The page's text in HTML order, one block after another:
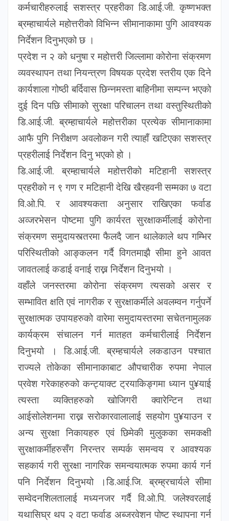
कर्मचारीहरुलाई सशस्त्र प्रहरीका डि.आई.जी. कृष्णभक्त
ब्रम्हाचार्यले महोत्तरीको विभिन्न सीमानाकामा पुगि आवश्यक
निर्देशन दिनुभएको छ ।
प्रदेश न २ को धनुषा र महोत्तरी जिल्लामा कोरोना संक्रमण
व्यवस्थापन तथा नियन्त्रण विषयक प्रदेश स्तरीय एक दिने
कार्यशाला गोष्ठी बर्दिवास छिन्नमस्ता बाहिनीमा सम्पन्न भएको
दुई दिन पछि सीमाको सुरक्षा परिचालन तथा वस्तुस्थितीको
डि.आई.जी. ब्रम्हाचार्यले महोत्तरीका प्रत्येक सीमानाकामा
आफै पुगि निरीक्षण अवलोकन गरी त्याहाँ खटिएका सशस्त्र
प्रहरीलाई निर्देशन दिनु भएको हो ।
डि.आई.जी. ब्रम्हाचार्यले महोत्तरीको मटिहानी सशस्त्र
प्रहरीको न ९ गण र मटिहानी देखि खैरहवनी सम्मका ७ वटा
वि.ओ.पि. र आवश्यकता अनुसार राखिएका फर्वाड
अव्जरभेसन पोष्टमा पुगि कार्यरत सुरक्षाकर्मीलाई कोरोना
संक्रमण समुदायस्त्तरमा फैलदै जान थालेकाले थप गम्भिर
परिस्थितीको आङ्कलन गर्दै विगतमाझै सीमा हुने आवत
जावतलाई कडाई वनाई राख्न निर्देशन दिनुभयो ।
वहाँले जनस्तरमा कोरोना संक्रमण त्यसको असर र
सम्भावित क्षति एवं नागरीक र सुरक्षाकर्मीले अवलम्वन गर्नुपर्ने
सुरक्षात्मक उपायहरुको वारेमा समुदायस्तरमा सचेतनामुलक
कार्यक्रम संचालन गर्न मातहत कर्मचारीलाई निर्देशन
दिनुभयो । डि.आई.जी. ब्रम्हचार्यले लकडाउन पश्चात
राज्यले तोकेका सीमानाकाबाट औपचारीक रुपमा नेपाल
प्रवेश गरेकाहरुको कन्ट्याक्ट ट्रयाकिङ्गमा ध्यान पु¥याई
त्यस्ता व्यक्तिहरुको खोजिगरी क्वारेन्टिन तथा
आईसोलेशनमा राख्न सरोकारवालालाई सहयोग पु¥याउन र
अन्य सुरक्षा निकायहरु एवं छिमेकी मुलुकका समकक्षी
सुरक्षाकर्मीहरुसँग निरन्तर सम्पर्क समन्वय र आवश्यक
सहकार्य गरी सुरक्षा नागरिक समन्वयात्मक रुपमा कार्य गर्न
पनि निर्देशन दिनुभयो ।डि.आई.जि. ब्रम्ह्रचार्यले सीमा
सम्वेदनशिलतालाई मध्यनजर गर्दै वि.ओ.पि. जलेश्वरलाई
यथासिघ्र थप २ वटा फर्वाड अब्जरवेशन पोष्ट स्थापना गर्न